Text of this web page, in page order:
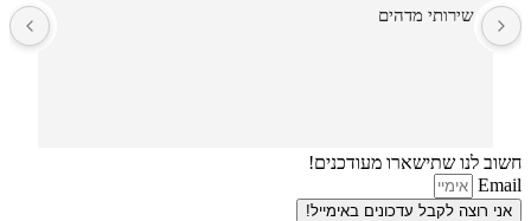
שירותי מדהים
חשוב לנו שתישארו מעודכנים!
Email
אני רוצה לקבל עדכונים באימייל!